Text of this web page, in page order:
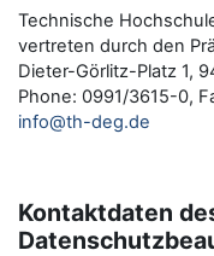
Technische
vertreten durch den
Dieter-Görlitz-Platz 1,
Phone: 0991/3615-0,
info@th-deg.de
Kontaktdaten